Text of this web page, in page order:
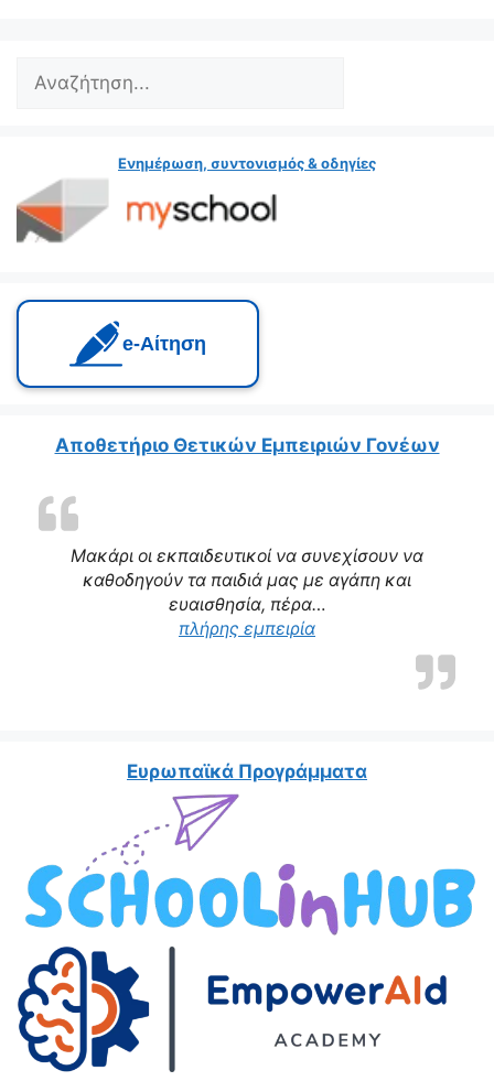
Ενημέρωση, συντονισμός & οδηγίες
e‑Αίτηση
Μακάρι οι εκπαιδευτικοί να συνεχίσουν να
καθοδηγούν τα παιδιά μας με αγάπη και
ευαισθησία, πέρα…
πλήρης εμπειρία
Αποθετήριο Θετικών Εμπειριών Γονέων
Ευρωπαϊκά Προγράμματα